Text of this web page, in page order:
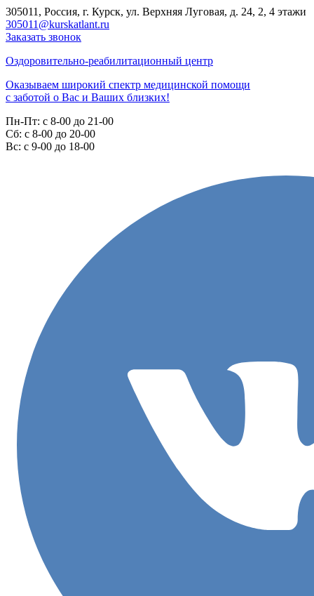
305011, Россия, г. Курск, ул. Верхняя Луговая, д. 24, 2, 4 этажи
305011@kurskatlant.ru
Заказать звонок
Оздоровительно-реабилитационный центр
Оказываем широкий спектр медицинской помощи
с заботой о Вас и Ваших близких!
Пн-Пт: с 8-00 до 21-00
Cб: с 8-00 до 20-00
Вс: с 9-00 до 18-00